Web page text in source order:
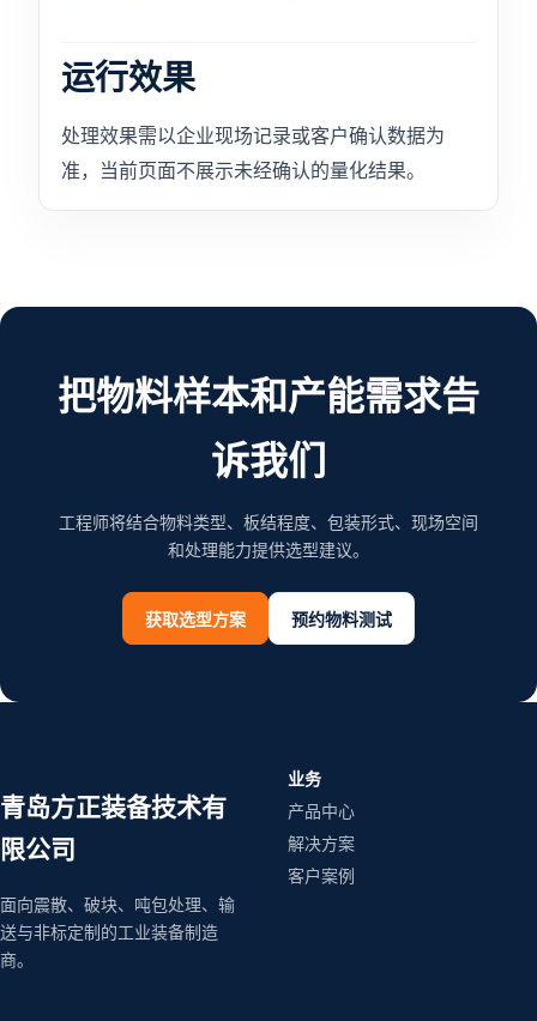
运行效果
处理效果需以企业现场记录或客户确认数据为
准，当前页面不展示未经确认的量化结果。
把物料样本和产能需求告
诉我们
工程师将结合物料类型、板结程度、包装形式、现场空间
和处理能力提供选型建议。
获取选型方案 预约物料测试
青岛方正装备技术有
限公司
面向震散、破块、吨包处理、输
送与非标定制的工业装备制造
商。
业务
产品中心
解决方案
客户案例